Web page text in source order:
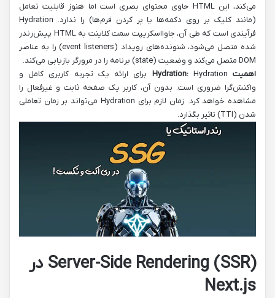
می‌کند، این HTML حاوی محتوای بصری است اما هنوز قابلیت تعامل
(مانند کلیک بر روی دکمه‌ها یا پر کردن فرم‌ها) را ندارد. Hydration
فرآیندی است که طی آن، جاوااسکریپت سمت کلاینت به HTML پیش‌رندر
شده متصل می‌شود، شنونده‌های رویداد (event listeners) را به عناصر
DOM متصل می‌کند و وضعیت (state) برنامه را در مرورگر بازیابی می‌کند.
اهمیت Hydration:
Hydration برای ارائه یک تجربه کاربری کامل و
واکنش‌گرا ضروری است. بدون آن، کاربر یک صفحه ثابت و غیرفعال را
مشاهده خواهد کرد. زمان لازم برای Hydration می‌تواند بر زمان تعاملی
شدن (TTI) تاثیر بگذارد.
Server-Side Rendering (SSR) در
Next.js